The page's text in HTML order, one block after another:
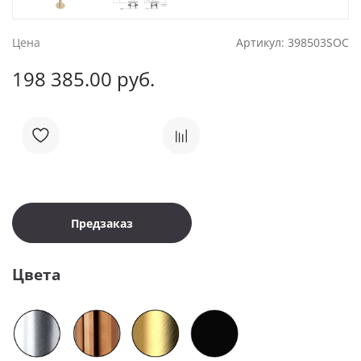
Цена Артикул: 398503SOC
198 385.00 руб.
Предзаказ
Цвета